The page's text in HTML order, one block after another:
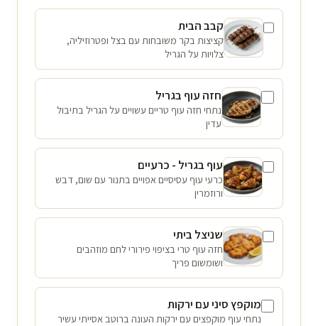
קבב הבית
קציצות בקר משובחות עם בצל ופטרוזיליה,
צלויות על הגריל
חזה עוף בגריל
נתחי חזה עוף טריים עשויים על הגריל בתיבול
עדין
עוף בגריל - כרעיים
כרעי עוף עסיסיים אפויים בתנור עם שום, דבש
ורוזמרין
שניצל ביתי
חזה עוף טרי בציפוי פירורי לחם מוזהבים
ושומשום פריך
מוקפץ סיני עם ירקות
נתחי עוף מוקפצים עם ירקות העונה ברוטב אסייתי עשיר